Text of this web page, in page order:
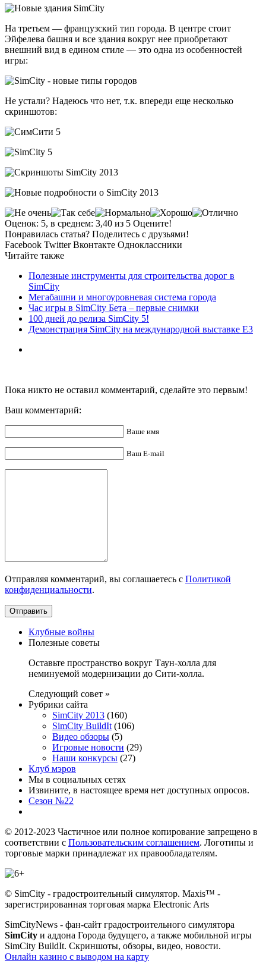
На третьем — французский тип города. В центре стоит
Эйфелева башня и все здания вокруг нее приобретают
внешний вид в едином стиле — это одна из особенностей
игры:
Не устали? Надеюсь что нет, т.к. впереди еще несколько
скриншотов:
Оценок: 5, в среднем: 3,40 из 5 Оцените!
Понравилась статья? Поделитесь с друзьями!
Facebook Twitter Вконтакте Одноклассники
Читайте также
Полезные инструменты для строительства дорог в
SimCity
Мегабашни и многоуровневая система города
Час игры в SimCity Бета – первые снимки
100 дней до релиза SimCity 5!
Демонстрация SimCity на международной выставке E3
Пока никто не оставил комментарий, сделайте это первым!
Ваш комментарий:
Ваше имя
Ваш E-mail
Отправляя комментарий, вы соглашаетесь с Политикой
конфиденциальности.
Клубные войны
Полезные советы
Оставьте пространство вокруг Таун-холла для
неминуемой модернизации до Сити-холла.
Следующий совет »
Рубрики сайта
SimCity 2013 (160)
SimCity BuildIt (106)
Видео обзоры (5)
Игровые новости (29)
Наши конкурсы (27)
Клуб мэров
Мы в социальных сетях
Извините, в настоящее время нет доступных опросов.
Сезон №22
© 2012-2023 Частичное или полное копирование запрещено в
соответствии с Пользовательским соглашением. Логотипы и
торговые марки принадлежат их правообладателям.
© SimCity - градостроительный симулятор. Maxis™ -
зарегистрированная торговая марка Electronic Arts
SimCityNews - фан-сайт градостроительного симулятора
SimCity и аддона Города будущего, а также мобильной игры
SimCity BuildIt. Скриншоты, обзоры, видео, новости.
Онлайн казино с выводом на карту